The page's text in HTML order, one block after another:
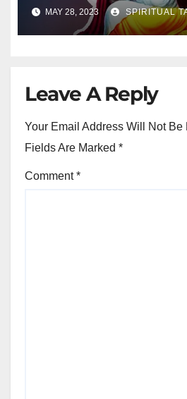
MAY 28, 2023 SPIRITUAL
Leave A Reply
Your Email Address Will Not Be
Fields Are Marked *
Comment*